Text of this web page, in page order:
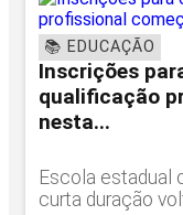
📚 EDUCAÇÃO
Inscrições
qualificação
nesta...
Escola estadual
curta duração